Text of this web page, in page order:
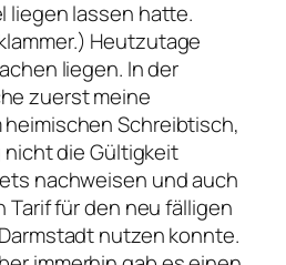
liegen lassen hatte.
Heutzutage
liegen. In der
zuerst meine
heimischen Schreibtisch,
nicht die Gültigkeit
nachweisen und auch
für den neu fälligen
nutzen konnte.